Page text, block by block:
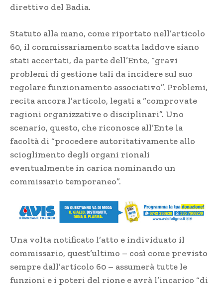
direttivo del Badia.
Statuto alla mano, come riportato nell’articolo
60, il commissariamento scatta laddove siano
stati accertati, da parte dell’Ente, “gravi
problemi di gestione tali da incidere sul suo
regolare funzionamento associativo”. Problemi,
recita ancora l’articolo, legati a “comprovate
ragioni organizzative o disciplinari”. Uno
scenario, questo, che riconosce all’Ente la
facoltà di “procedere autoritativamente allo
scioglimento degli organi rionali
eventualmente in carica nominando un
commissario temporaneo”.
Una volta notificato l’atto e individuato il
commissario, quest’ultimo – così come previsto
sempre dall’articolo 60 – assumerà tutte le
funzioni e i poteri del rione e avrà l’incarico “di